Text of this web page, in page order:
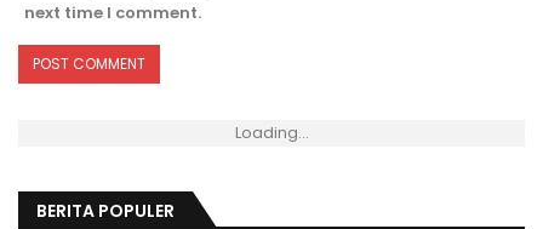
next time I comment.
Loading...
BERITA POPULER